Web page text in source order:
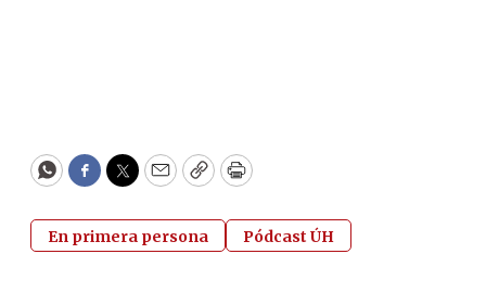
WhatsApp
Facebook
Twitter
EmailCopyPrint
En primera persona Pódcast ÚH